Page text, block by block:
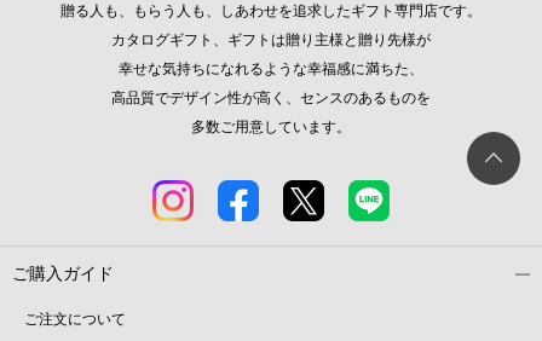
贈る人も、もらう人も、しあわせを追求したギフト専門店です。
カタログギフト、ギフトは贈り主様と贈り先様が
幸せな気持ちになれるような幸福感に満ちた、
高品質でデザイン性が高く、センスのあるものを
多数ご用意しています。
ご購入ガイド
ご注文について